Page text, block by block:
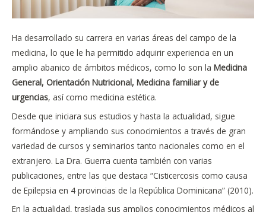
Ha desarrollado su carrera en varias áreas del campo de la
medicina, lo que le ha permitido adquirir experiencia en un
amplio abanico de ámbitos médicos, como lo son la Medicina
General, Orientación Nutricional, Medicina familiar y de
urgencias, así como medicina estética.
Desde que iniciara sus estudios y hasta la actualidad, sigue
formándose y ampliando sus conocimientos a través de gran
variedad de cursos y seminarios tanto nacionales como en el
extranjero. La Dra. Guerra cuenta también con varias
publicaciones, entre las que destaca “Cisticercosis como causa
de Epilepsia en 4 provincias de la República Dominicana” (2010).
En la actualidad, traslada sus amplios conocimientos médicos al